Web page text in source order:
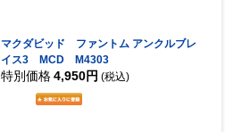
マクダビッド ファントム アンクルブレ
イス3 MCD M4303
特別価格 4,950円 (税込)